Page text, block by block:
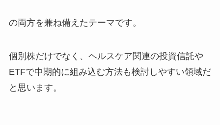
の両方を兼ね備えたテーマです。
個別株だけでなく、ヘルスケア関連の投資信託や
ETFで中期的に組み込む方法も検討しやすい領域だ
と思います。